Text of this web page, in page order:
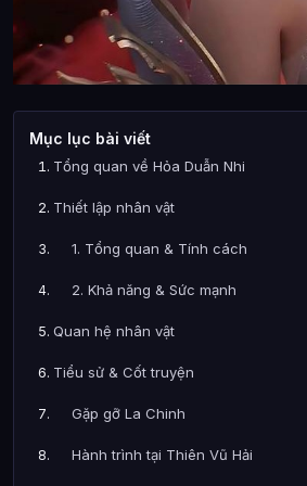
Mục lục bài viết
Tổng quan về Hỏa Duẫn Nhi
Thiết lập nhân vật
1. Tổng quan & Tính cách
2. Khả năng & Sức mạnh
Quan hệ nhân vật
Tiểu sử & Cốt truyện
Gặp gỡ La Chinh
Hành trình tại Thiên Vũ Hải